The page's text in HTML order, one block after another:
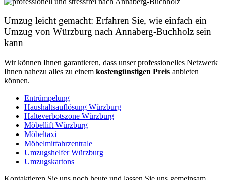
Umzug leicht gemacht: Erfahren Sie, wie einfach ein
Umzug von Würzburg nach Annaberg-Buchholz sein
kann
Wir können Ihnen garantieren, dass unser professionelles Netzwerk
Ihnen nahezu alles zu einem kostengünstigen Preis anbieten
können.
Entrümpelung
Haushaltsauflösung Würzburg
Halteverbotszone Würzburg
Möbellift Würzburg
Möbeltaxi
Möbelmitfahrzentrale
Umzugshelfer Würzburg
Umzugskartons